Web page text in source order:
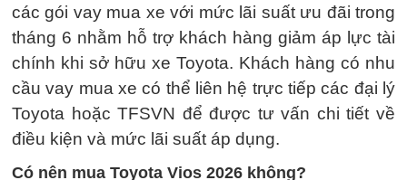
các gói vay mua xe với mức lãi suất ưu đãi trong
tháng 6 nhằm hỗ trợ khách hàng giảm áp lực tài
chính khi sở hữu xe Toyota. Khách hàng có nhu
cầu vay mua xe có thể liên hệ trực tiếp các đại lý
Toyota hoặc TFSVN để được tư vấn chi tiết về
điều kiện và mức lãi suất áp dụng.
Có nên mua Toyota Vios 2026 không?